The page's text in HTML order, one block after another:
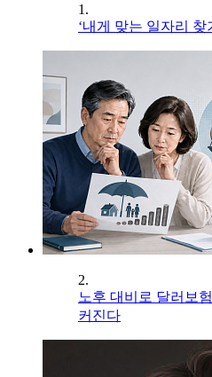
1.
‘내게 맞는 일자리 찾
2.
노후 대비로 달러보
커진다